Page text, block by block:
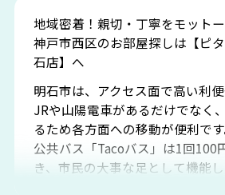
地域密着！親切・丁寧をモット
神戸市西区のお部屋探しは【ピ
石店】へ
明石市は、アクセス面で高い利便
JRや山陽電車があるだけでなく
るため各方面への移動が便利です
公共バス「Tacoバス」は1回100
き、市民の大事な足として機能し